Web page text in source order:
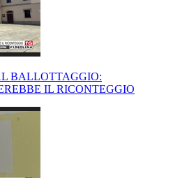
BALLOTTAGGIO:
IL RICONTEGGIO